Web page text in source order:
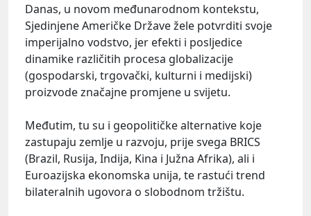
Danas, u novom međunarodnom kontekstu,
Sjedinjene Američke Države žele potvrditi svoje
imperijalno vodstvo, jer efekti i posljedice
dinamike različitih procesa globalizacije
(gospodarski, trgovački, kulturni i medijski)
proizvode značajne promjene u svijetu.
Međutim, tu su i geopolitičke alternative koje
zastupaju zemlje u razvoju, prije svega BRICS
(Brazil, Rusija, Indija, Kina i Južna Afrika), ali i
Euroazijska ekonomska unija, te rastući trend
bilateralnih ugovora o slobodnom tržištu.